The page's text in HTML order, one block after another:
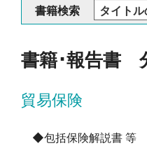
書籍検索
書籍･報告書
貿易保険
◆包括保険解説書 等